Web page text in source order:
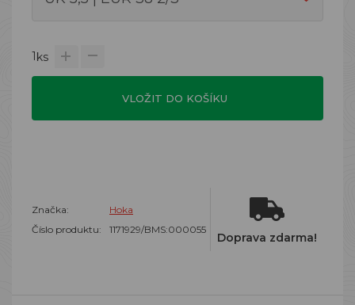
1ks
VLOŽIT DO KOŠÍKU
Značka:
Hoka
Číslo produktu:
1171929/BMS:000055
Doprava zdarma!